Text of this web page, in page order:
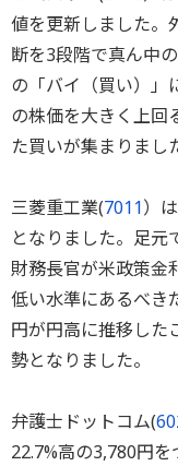
値を更新しました。
断を3段階で真ん中
の「バイ（買い）」
の株価を大きく上回
た買いが集まりまし
三菱重工業(7011）
となりました。足元
財務長官が米政策金
低い水準にあるべき
円が円高に推移した
勢となりました。
弁護士ドットコム(
22.7%高の3,780円